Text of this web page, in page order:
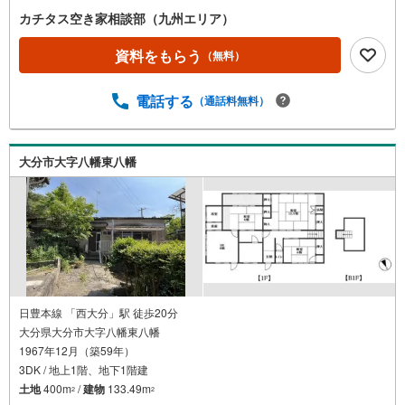
カチタス空き家相談部（九州エリア）
資料をもらう （無料）
電話する （通話料無料）
大分市大字八幡東八幡
日豊本線 「西大分」駅 徒歩20分
大分県大分市大字八幡東八幡
1967年12月（築59年）
3DK / 地上1階、地下1階建
土地400m2 /建物 133.49m2